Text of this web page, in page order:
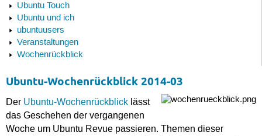
Ubuntu Touch
Ubuntu und ich
ubuntuusers
Veranstaltungen
Wochenrückblick
Ubuntu-Wochenrückblick 2014-03
Der Ubuntu-Wochenrückblicklässt
das Geschehen der vergangenen
Woche um Ubuntu Revue passieren. Themen dieser